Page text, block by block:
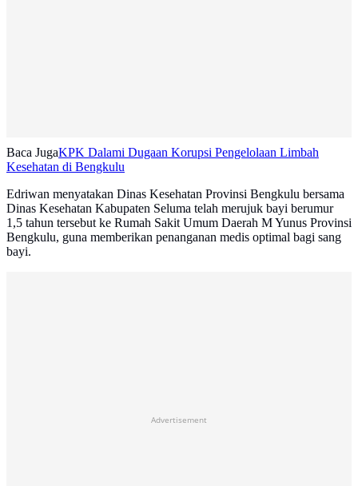
Baca JugaKPK Dalami Dugaan Korupsi Pengelolaan Limbah
Kesehatan di Bengkulu
Edriwan menyatakan Dinas Kesehatan Provinsi Bengkulu bersama
Dinas Kesehatan Kabupaten Seluma telah merujuk bayi berumur
1,5 tahun tersebut ke Rumah Sakit Umum Daerah M Yunus Provinsi
Bengkulu, guna memberikan penanganan medis optimal bagi sang
bayi.
Advertisement